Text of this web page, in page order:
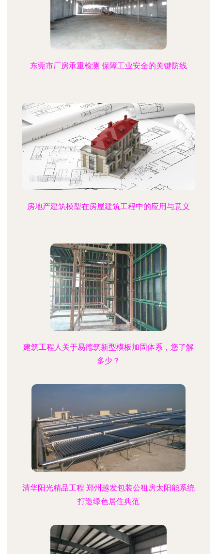
东莞市厂房承重检测 保障工业安全的关键防线
房地产建筑模型在房屋建筑工程中的应用与意义
建筑工程人关于易德筑新型模板加固体系，您了解
多少？
清华阳光精品工程 郑州越发包装公租房太阳能系统
打造绿色居住典范